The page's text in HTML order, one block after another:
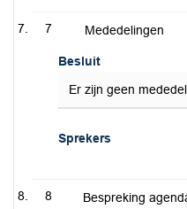
7 Mededelingen
Besluit
Er zijn geen
Sprekers
8
Bespreking